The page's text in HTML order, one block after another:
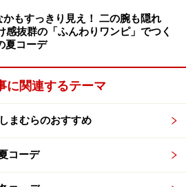
ことが、オーダーならすべて解
ーン一覧を見ながら簡単に可能
かもすっきり見え！ 二の腕も隠れ
感抜群の「ふんわりワンピ」でつく
夏コーデ
に関連するテーマ
まむらのおすすめ
コーデ